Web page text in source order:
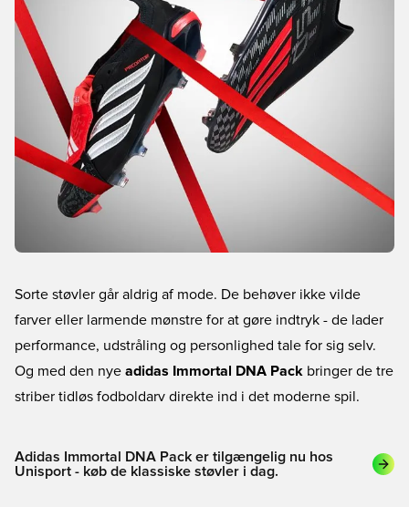
Sorte støvler går aldrig af mode. De behøver ikke vilde
farver eller larmende mønstre for at gøre indtryk - de lader
performance, udstråling og personlighed tale for sig selv.
Og med den nye adidas Immortal DNA Pack bringer de tre
striber tidløs fodboldarv direkte ind i det moderne spil.
Adidas Immortal DNA Pack er tilgængelig nu hos
Unisport - køb de klassiske støvler i dag.